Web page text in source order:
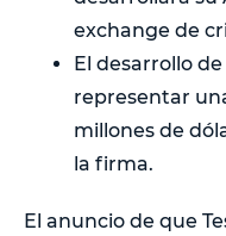
exchange de
El desarrollo
representar
millones de
la firma.
El anuncio de que